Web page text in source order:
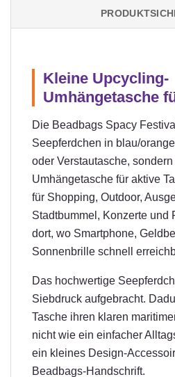
Kleine Upcycling-
Umhängetasche
Die Beadbags Spacy
Seepferdchen in blau/
oder Verstautasche,
Umhängetasche für aktive
für Shopping, Outdoor,
Stadtbummel, Konzerte und
dort, wo Smartphone,
Sonnenbrille schnell
Das hochwertige
Siebdruck aufgebracht.
Tasche ihren klaren
nicht wie ein einfacher
ein kleines Design-
Beadbags-Handschrift.